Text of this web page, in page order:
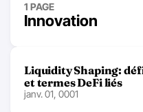
1 PAGE
Innovation
Liquidity Shaping:
et termes DeFi liés
janv. 01, 0001